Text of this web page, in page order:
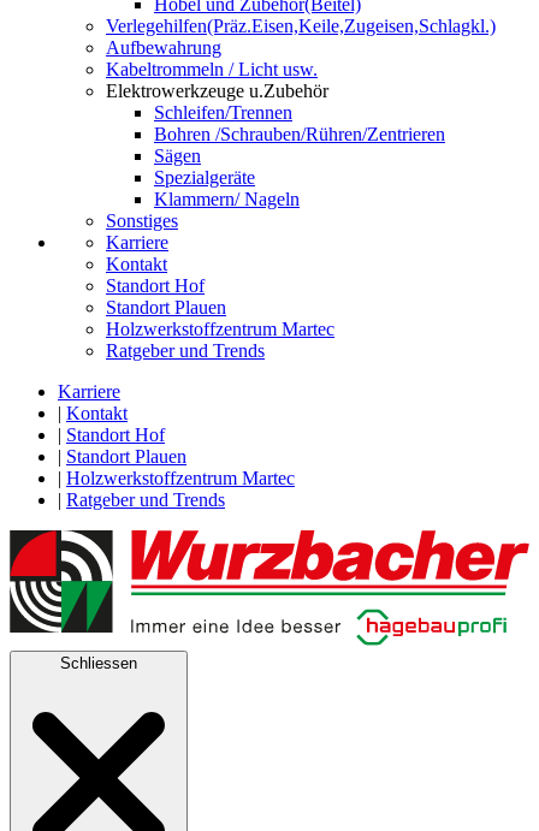
Hobel und Zubehör(Beitel)
Verlegehilfen(Präz.Eisen,Keile,Zugeisen,Schlagkl.)
Aufbewahrung
Kabeltrommeln / Licht usw.
Elektrowerkzeuge u.Zubehör
Schleifen/Trennen
Bohren /Schrauben/Rühren/Zentrieren
Sägen
Spezialgeräte
Klammern/ Nageln
Sonstiges
Karriere
Kontakt
Standort Hof
Standort Plauen
Holzwerkstoffzentrum Martec
Ratgeber und Trends
Karriere
| Kontakt
| Standort Hof
| Standort Plauen
| Holzwerkstoffzentrum Martec
| Ratgeber und Trends
Schliessen